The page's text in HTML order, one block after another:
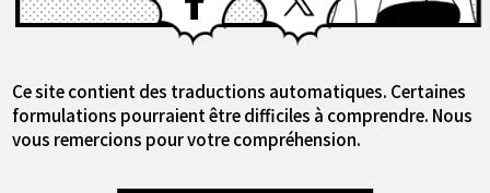
Ce site contient des traductions automatiques. Certaines
formulations pourraient être difficiles à comprendre. Nous
vous remercions pour votre compréhension.